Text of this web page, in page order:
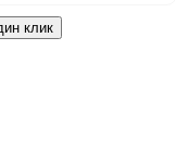
клик